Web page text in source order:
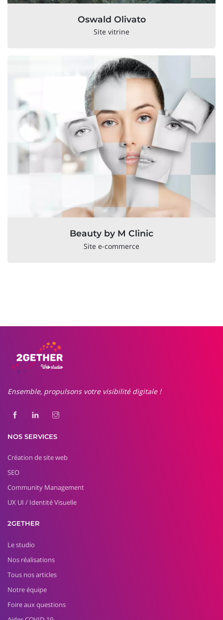
Oswald Olivato
Site vitrine
Beauty by M Clinic
Site e-commerce
Ensemble, propulsons votre visibilité digitale !
NOS SERVICES
Création de site web
SEO
Community Management
UX UI / Identité Visuelle
2GETHER
Le studio
Nos réalisations
Tous nos articles
Notre équipe
Foire aux questions